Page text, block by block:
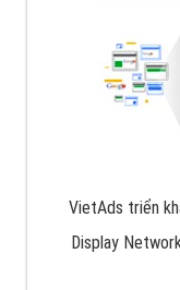
VietAds triển
Display